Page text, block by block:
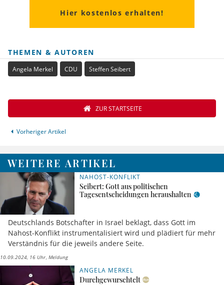
Hier kostenlos erhalten!
THEMEN & AUTOREN
Angela Merkel CDU Steffen Seibert
Vorheriger Artikel
ZUR STARTSEITE
WEITERE ARTIKEL
NAHOST-KONFLIKT
Seibert: Gott aus politischen
Tagesentscheidungen heraushalten
Deutschlands Botschafter in Israel beklagt, dass Gott im
Nahost-Konflikt instrumentalisiert wird und plädiert für mehr
Verständnis für die jeweils andere Seite.
10.09.2024, 16 Uhr Meldung
ANGELA MERKEL
Durchgewurschtelt